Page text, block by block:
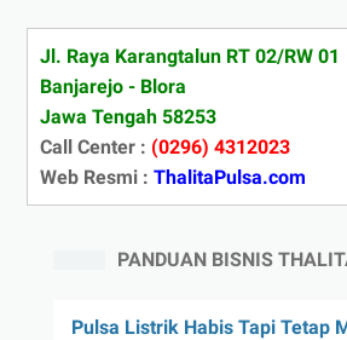
Jl. Raya Karangtalun RT 02/RW 01
Banjarejo - Blora
Jawa Tengah 58253
Call Center : (0296) 4312023
Web Resmi : ThalitaPulsa.com
PANDUAN BISNIS
Pulsa Listrik Habis Tapi Tetap